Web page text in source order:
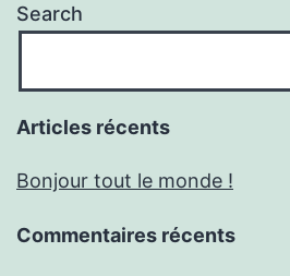
Search
Articles récents
Bonjour tout le monde !
Commentaires récents